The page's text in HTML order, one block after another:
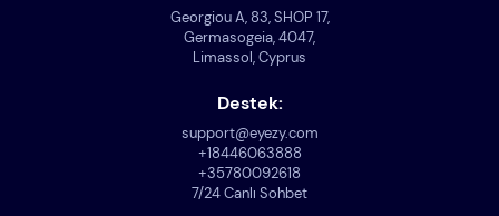
Georgiou A, 83, SHOP 17,
Germasogeia, 4047,
Limassol, Cyprus
Destek:
support@eyezy.com
+18446063888
+35780092618
7/24 Canlı Sohbet